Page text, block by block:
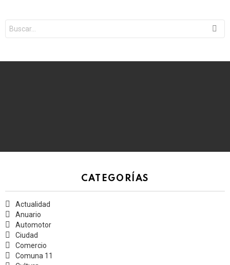
for:
CATEGORÍAS
Actualidad
Anuario
Automotor
Ciudad
Comercio
Comuna 11